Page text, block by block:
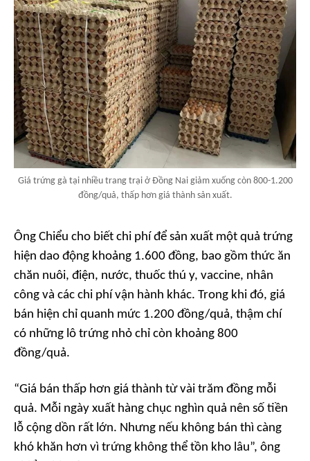
Giá trứng gà tại nhiều trang trại ở Đồng Nai giảm xuống còn 800-1.200
đồng/quả, thấp hơn giá thành sản xuất.
Ông Chiểu cho biết chi phí để sản xuất một quả trứng
hiện dao động khoảng 1.600 đồng, bao gồm thức ăn
chăn nuôi, điện, nước, thuốc thú y, vaccine, nhân
công và các chi phí vận hành khác. Trong khi đó, giá
bán hiện chỉ quanh mức 1.200 đồng/quả, thậm chí
có những lô trứng nhỏ chỉ còn khoảng 800
đồng/quả.
“Giá bán thấp hơn giá thành từ vài trăm đồng mỗi
quả. Mỗi ngày xuất hàng chục nghìn quả nên số tiền
lỗ cộng dồn rất lớn. Nhưng nếu không bán thì càng
khó khăn hơn vì trứng không thể tồn kho lâu”, ông